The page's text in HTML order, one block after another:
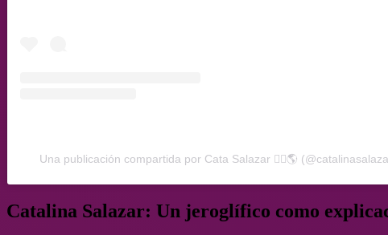
Una publicación compartida por Cata Salazar 🏳️‍🌈🌎
Catalina Salazar: Un jeroglífico como